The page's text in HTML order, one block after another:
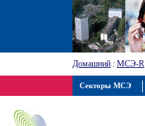
Домашний : МСЭ-R
Секторы МСЭ